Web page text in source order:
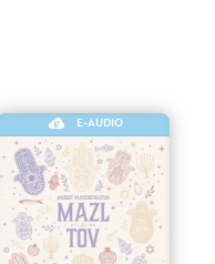
E-AUDIO